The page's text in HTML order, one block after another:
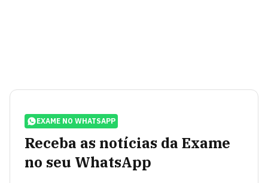
EXAME NO WHATSAPP
Receba as notícias da Exame
no seu WhatsApp